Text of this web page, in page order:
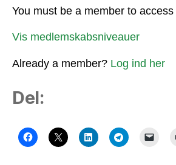
You must be a member to
Vis medlemskabsniveauer
Already a member? Log ind her
Del: